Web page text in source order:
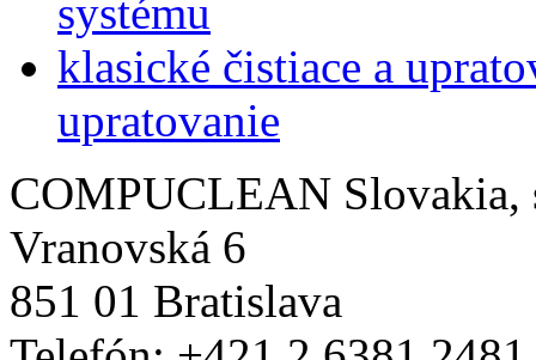
systému
klasické čistiace a
upratovanie
COMPUCLEAN Slovakia,
Vranovská 6
851 01 Bratislava